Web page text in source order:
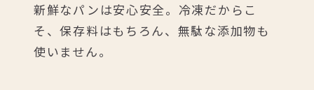
新鮮なパンは安心安全。冷凍だからこ
そ、保存料はもちろん、無駄な添加物も
使いません。